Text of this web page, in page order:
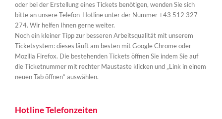
oder bei der Erstellung eines Tickets benötigen, wenden Sie sich
bitte an unsere Telefon-Hotline unter der Nummer +43 512 327
274. Wir helfen Ihnen gerne weiter.
Noch ein kleiner Tipp zur besseren Arbeitsqualität mit unserem
Ticketsystem: dieses läuft am besten mit Google Chrome oder
Mozilla Firefox. Die bestehenden Tickets öffnen Sie indem Sie auf
die Ticketnummer mit rechter Maustaste klicken und „Link in einem
neuen Tab öffnen“ auswählen.
Hotline Telefonzeiten